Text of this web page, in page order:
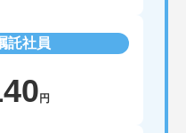
託社員
円